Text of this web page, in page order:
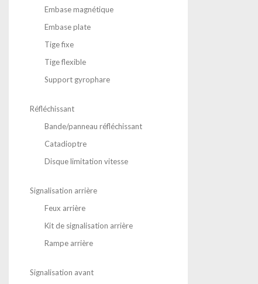
Embase magnétique
Embase plate
Tige fixe
Tige flexible
Support gyrophare
Réfléchissant
Bande/panneau réfléchissant
Catadioptre
Disque limitation vitesse
Signalisation arrière
Feux arrière
Kit de signalisation arrière
Rampe arrière
Signalisation avant